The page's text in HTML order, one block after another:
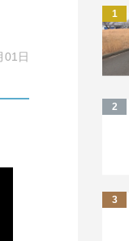
01日
1
2
3